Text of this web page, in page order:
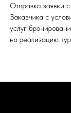
Отправка заявки
Заказчика с
услуг
на реализацию